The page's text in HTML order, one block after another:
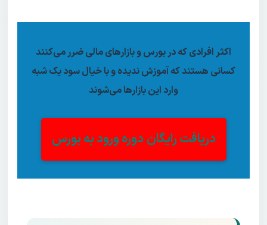
اکثر افرادی که در بورس و بازارهای مالی ضرر می‌کنند
کسانی هستند که آموزش ندیده و با خیال سود یک شبه
وارد این بازارها می‌شوند
دریافت رایگان دوره ورود به بورس